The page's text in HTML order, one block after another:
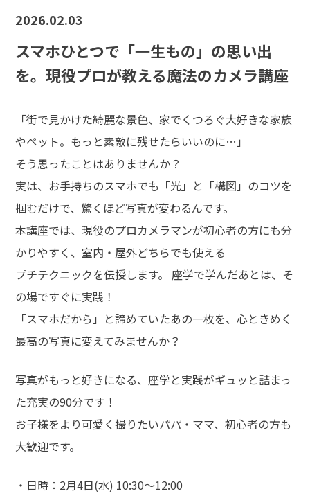
2026.02.03
スマホひとつで「一生もの」の思い出
を。現役プロが教える魔法のカメラ講座
「街で見かけた綺麗な景色、家でくつろぐ大好きな家族
やペット。もっと素敵に残せたらいいのに…」
そう思ったことはありませんか？
実は、お手持ちのスマホでも「光」と「構図」のコツを
掴むだけで、驚くほど写真が変わるんです。
本講座では、現役のプロカメラマンが初心者の方にも分
かりやすく、室内・屋外どちらでも使える
プチテクニックを伝授します。 座学で学んだあとは、そ
の場ですぐに実践！
「スマホだから」と諦めていたあの一枚を、心ときめく
最高の写真に変えてみませんか？
写真がもっと好きになる、座学と実践がギュッと詰まっ
た充実の90分です！
お子様をより可愛く撮りたいパパ・ママ、初心者の方も
大歓迎です。
・日時：2月4日(水) 10:30～12:00